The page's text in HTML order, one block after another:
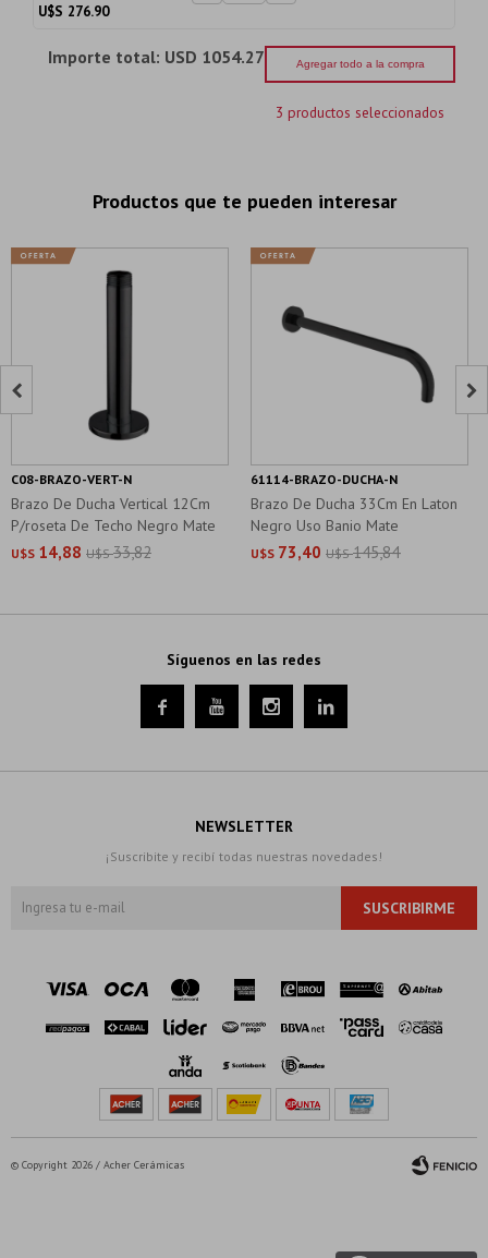
U$S 276.90
Importe total: USD 1054.27 Agregar todo a la compra
3 productos seleccionados
Productos que te pueden interesar
Brazo De Ducha Vertical 12Cm
P/roseta De Techo Negro Mate
U$S 14,88 U$S 33,82
C08-BRAZO-VERT-N
Brazo De Ducha 33Cm En Laton
Negro Uso Banio Mate
U$S 73,40 U$S 145,84
61114-BRAZO-DUCHA-N
 
Síguenos en las redes
   
NEWSLETTER
¡Suscribite y recibí todas nuestras novedades!
SUSCRIBIRME
© Copyright 2026 / Acher Cerámicas